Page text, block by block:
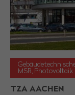
MSR, Photovoltaik
TZA AACHEN